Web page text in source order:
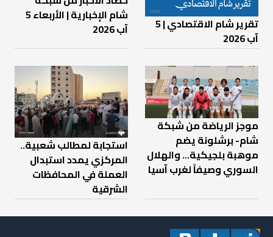
تقرير شام الاقتصادي | 5
آب 2026
شام الإخبارية | الأربعاء 5
آب 2026
موجز الرياضة من شبكة
شام- برشلونة يضم
موهبة بلجيكية... والهلال
السوري وصيفاً لغرب آسيا
استجابة لمطالب شعبية..
المركزي يمدد استبدال
العملة في المحافظات
الشرقية